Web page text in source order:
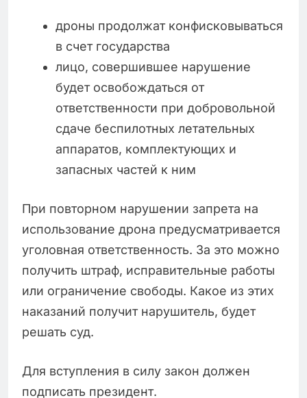
дроны продолжат конфисковываться
в счет государства
лицо, совершившее нарушение
будет освобождаться от
ответственности при добровольной
сдаче беспилотных летательных
аппаратов, комплектующих и
запасных частей к ним
При повторном нарушении запрета на
использование дрона предусматривается
уголовная ответственность. За это можно
получить штраф, исправительные работы
или ограничение свободы. Какое из этих
наказаний получит нарушитель, будет
решать суд.
Для вступления в силу закон должен
подписать президент.